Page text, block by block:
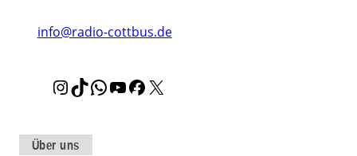
info@radio-cottbus.de
I
t
T
W Y
F
Über uns